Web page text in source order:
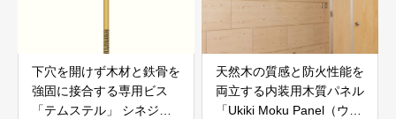
下穴を開けず木材と鉄骨を
強固に接合する専用ビス
「テムステル」 シネジッ
天然木の質感と防火性能を
両立する内装用木質パネル
「Ukiki Moku Panel（ウキ